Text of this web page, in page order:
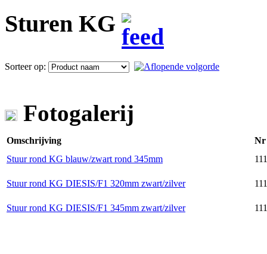
Sturen KG
Sorteer op:
Fotogalerij
Omschrijving
Nr
Stuur rond KG blauw/zwart rond 345mm
Stuur rond KG DIESIS/F1 320mm zwart/zilver
Stuur rond KG DIESIS/F1 345mm zwart/zilver